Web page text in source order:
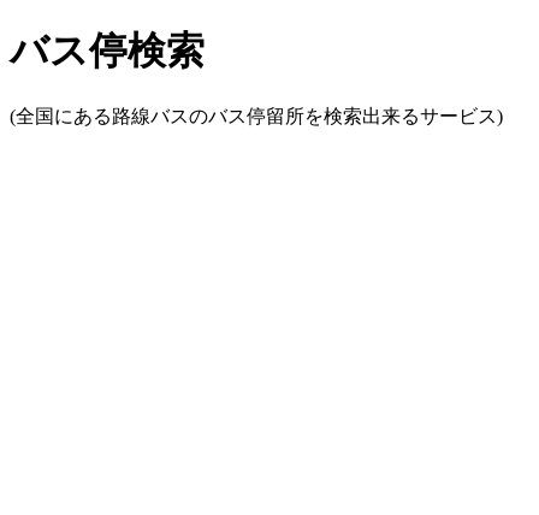
バス停検索
(全国にある路線バスのバス停留所を検索出来るサービス)